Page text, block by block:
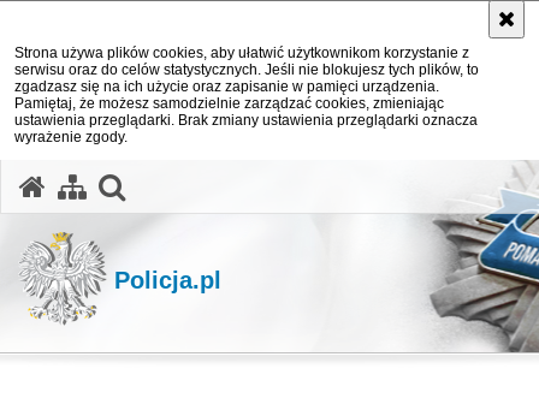
Strona używa plików cookies, aby ułatwić użytkownikom korzystanie z
serwisu oraz do celów statystycznych. Jeśli nie blokujesz tych plików, to
zgadzasz się na ich użycie oraz zapisanie w pamięci urządzenia.
Pamiętaj, że możesz samodzielnie zarządzać cookies, zmieniając
ustawienia przeglądarki. Brak zmiany ustawienia przeglądarki oznacza
wyrażenie zgody.
Policja.pl